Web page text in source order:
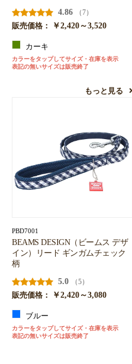
4.86
（7）
販売価格：
￥2,420～3,520
カーキ
カラーをタップしてサイズ・在庫を表示
表記の無いサイズは販売終了
もっと見る
PBD7001
BEAMS DESIGN（ビームス デザ
イン）リード ギンガムチェック
柄
5.0
（5）
販売価格：
￥2,420～3,080
ブルー
カラーをタップしてサイズ・在庫を表示
表記の無いサイズは販売終了